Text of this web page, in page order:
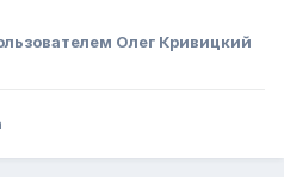
Олег Кривицкий